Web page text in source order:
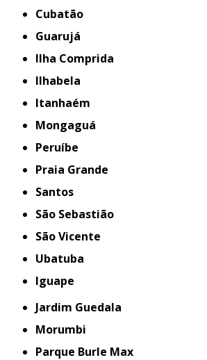
Cubatão
Guarujá
Ilha Comprida
Ilhabela
Itanhaém
Mongaguá
Peruíbe
Praia Grande
Santos
São Sebastião
São Vicente
Ubatuba
iguape
Jardim Guedala
Morumbi
Parque Burle Max